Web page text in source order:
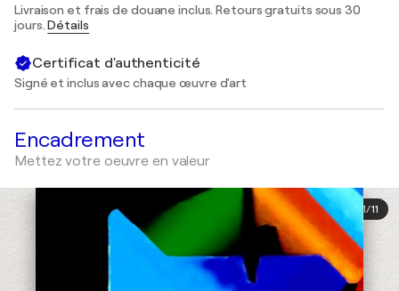
Livraison et frais de douane inclus. Retours gratuits sous 30
jours.Détails
Certificat d'authenticité
Signé et inclus avec chaque œuvre d'art
Encadrement
Mettez votre oeuvre en valeur
1/11